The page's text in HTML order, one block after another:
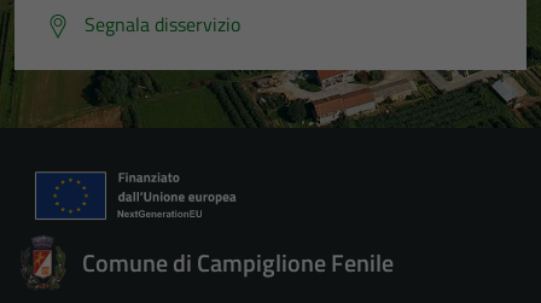
Segnala disservizio
Comune di Campiglione Fenile